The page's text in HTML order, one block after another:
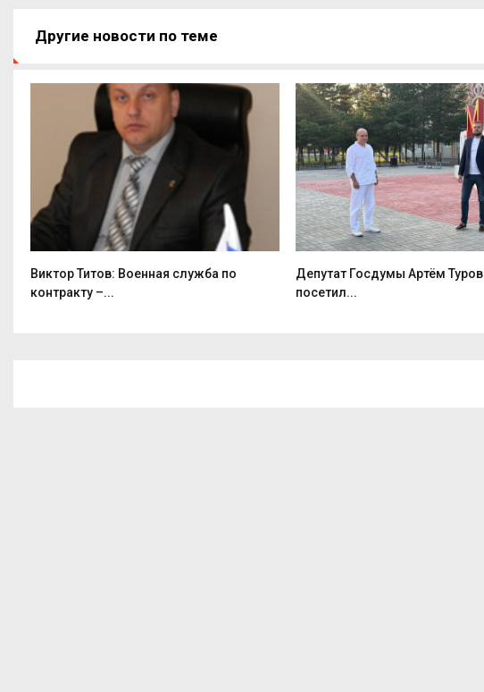
Другие новости по теме
Виктор Титов: Военная служба по
контракту –...
Депутат Госдумы Артём Туров
посетил...